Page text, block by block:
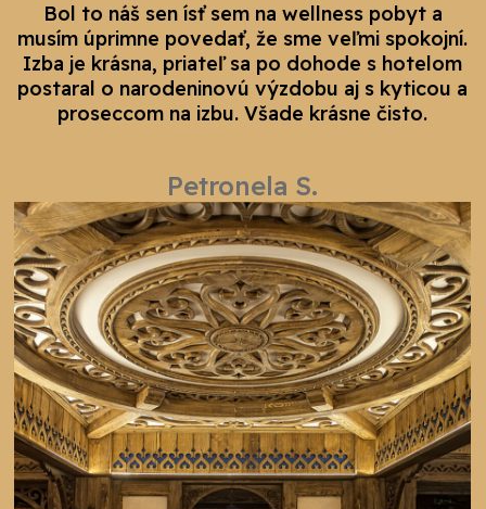
Bol to náš sen ísť sem na wellness pobyt a
musím úprimne povedať, že sme veľmi spokojní.
Izba je krásna, priateľ sa po dohode s hotelom
postaral o narodeninovú výzdobu aj s kyticou a
proseccom na izbu. Všade krásne čisto.
Petronela S.